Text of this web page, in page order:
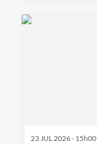
23 JUL 2026 - 15h00